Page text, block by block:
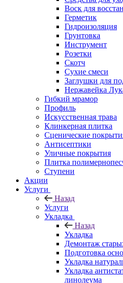
Воск для
Герметик
Гидроизоляция
Грунтовка
Инструмент
Розетки
Скотч
Сухие смеси
Заглушки для
Нержавейка
Гибкий мрамор
Профиль
Искусственная трава
Клинкерная плитка
Сценические
Антисептики
Уличные покрытия
Плитка
Ступени
Акции
Услуги
Назад
Услуги
Укладка
Назад
Укладка
Демонтаж
Подготовка
Укладка
Укладка
линолеума